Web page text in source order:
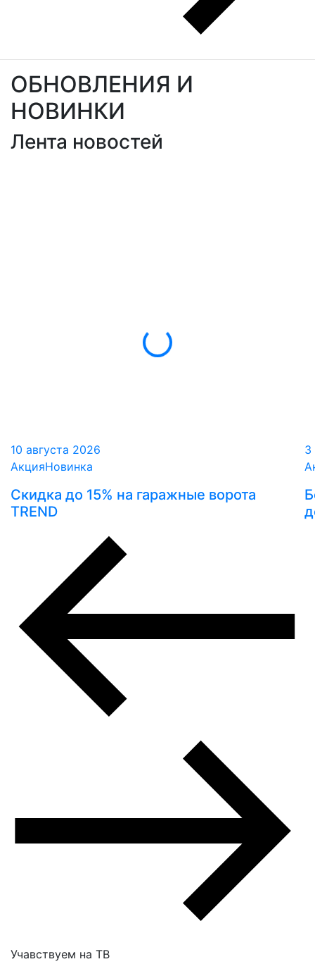
ОБНОВЛЕНИЯ И
НОВИНКИ
Лента новостей
10 августа 2026
АкцияНовинка
Скидка до 15% на гаражные ворота
TREND
3
Учавствуем на ТВ